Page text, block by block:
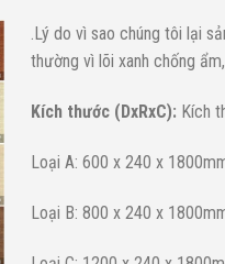
.Lý do vì sao chúng tôi lại
thường vì lõi xanh chống
Kích thước (DxRxC): Kích
Loại A: 600 x 240 x
Loại B: 800 x 240 x